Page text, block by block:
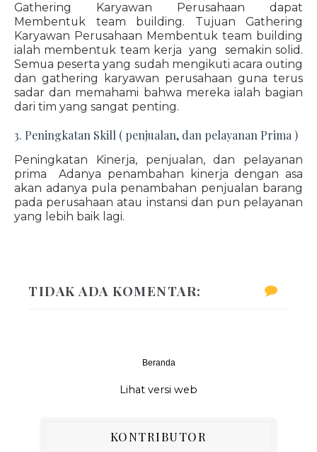
Gathering Karyawan Perusahaan dapat
Membentuk team building. Tujuan Gathering
Karyawan Perusahaan Membentuk team building
ialah membentuk team kerja yang semakin solid.
Semua peserta yang sudah mengikuti acara outing
dan gathering karyawan perusahaan guna terus
sadar dan memahami bahwa mereka ialah bagian
dari tim yang sangat penting.
3. Peningkatan Skill ( penjualan, dan pelayanan Prima )
Peningkatan Kinerja, penjualan, dan pelayanan
prima Adanya penambahan kinerja dengan asa
akan adanya pula penambahan penjualan barang
pada perusahaan atau instansi dan pun pelayanan
yang lebih baik lagi.
TIDAK ADA KOMENTAR:
Beranda
Lihat versi web
KONTRIBUTOR